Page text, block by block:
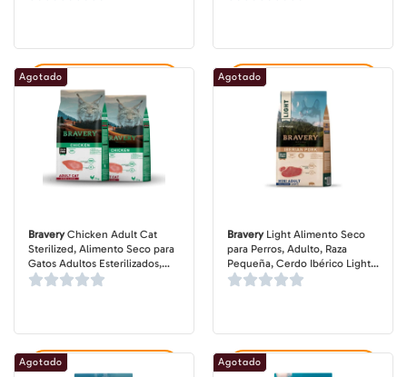
Agregar al carrito Agregar al carrito
BraveryChicken Adult Cat
Sterilized, Alimento Seco para
Gatos Adultos Esterilizados,
Pollo, bolsa de 2 y 7 kg
Agotado
Agregar al carrito
BraveryLight Alimento Seco
para Perros, Adulto, Raza
Pequeña, Cerdo Ibérico Light,
bolsa de 2-7 kg
Agotado
Agregar al carrito
Agotado Agotado